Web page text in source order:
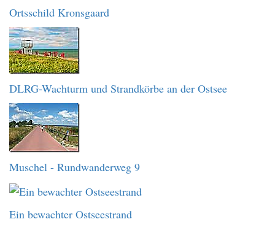
Ortsschild Kronsgaard
DLRG-Wachturm und Strandkörbe an der Ostsee
Muschel - Rundwanderweg 9
Ein bewachter Ostseestrand